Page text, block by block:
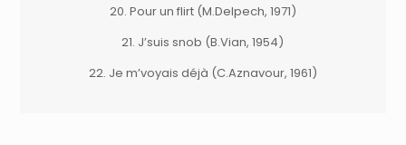
20. Pour un flirt (M.Delpech, 1971)
21. J’suis snob (B.Vian, 1954)
22. Je m’voyais déjà (C.Aznavour, 1961)